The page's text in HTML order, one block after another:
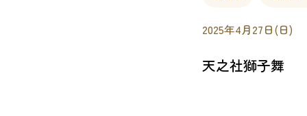
2025年4月27日(日)
天之社獅子舞